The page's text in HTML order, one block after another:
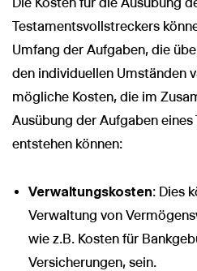
Testamentsvollstreckers
Umfang der Aufgaben, die
den individuellen Umständen
mögliche Kosten, die im
Ausübung der Aufgaben
entstehen können:
Verwaltungskosten: Dies
Verwaltung von
wie z.B. Kosten für
Versicherungen, sein.